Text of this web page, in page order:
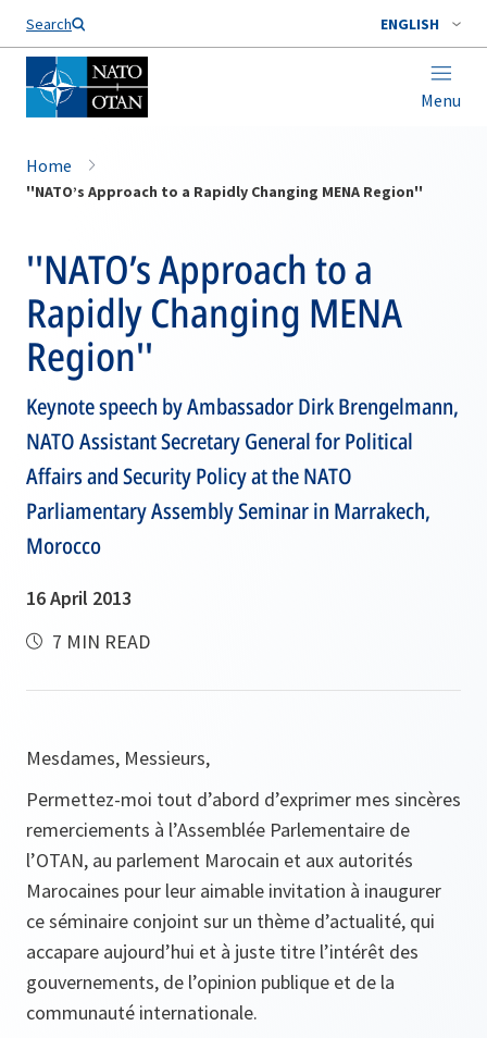
Search ENGLISH
Menu
Home
''NATO’s Approach to a Rapidly Changing MENA Region''
''NATO’s Approach to a
Rapidly Changing MENA
Region''
Keynote speech by Ambassador Dirk Brengelmann,
NATO Assistant Secretary General for Political
Affairs and Security Policy at the NATO
Parliamentary Assembly Seminar in Marrakech,
Morocco
16 April 2013
7 MIN READ
Mesdames, Messieurs,
Permettez-moi tout d’abord d’exprimer mes sincères
remerciements à l’Assemblée Parlementaire de
l’OTAN, au parlement Marocain et aux autorités
Marocaines pour leur aimable invitation à inaugurer
ce séminaire conjoint sur un thème d’actualité, qui
accapare aujourd’hui et à juste titre l’intérêt des
gouvernements, de l’opinion publique et de la
communauté internationale.